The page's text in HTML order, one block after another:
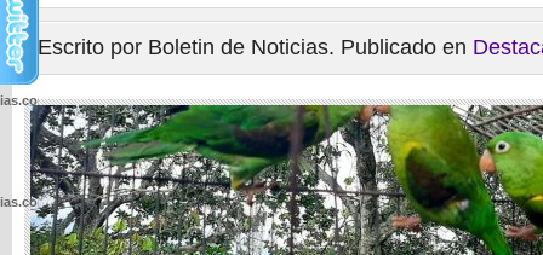
Escrito por Boletin de Noticias. Publicado en
wp-
wp-